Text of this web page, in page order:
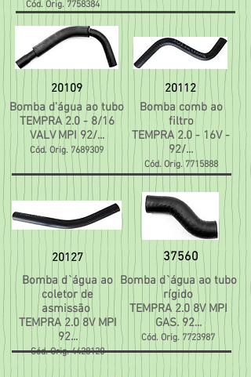
Cód. Orig.7758384
20109
Bomba d'água ao tubo
TEMPRA 2.0 - 8/16
VALV MPI 92/...
Cód. Orig. 7689309
20112
Bomba comb ao
filtro
TEMPRA 2.0 - 16V -
92/...
Cód. Orig.7715888
20127
Bomba d`água ao
coletor de
asmissão
TEMPRA 2.0 8V MPI
92...
Cód. Orig.4428120
37560
Bomba d`água ao tubo
rígido
TEMPRA 2.0 8V MPI
GAS. 92...
Cód. Orig. 7723987